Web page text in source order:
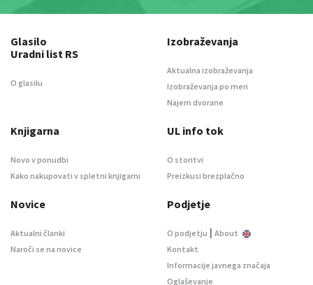
Glasilo
Uradni list RS
O glasilu
Izobraževanja
Aktualna izobraževanja
Izobraževanja po meri
Najem dvorane
Knjigarna
Novo v ponudbi
Kako nakupovati v spletni knjigarni
UL info tok
O storitvi
Preizkusi brezplačno
Novice
Aktualni članki
Naroči se na novice
Podjetje
O podjetju | About
Kontakt
Informacije javnega značaja
Oglaševanje